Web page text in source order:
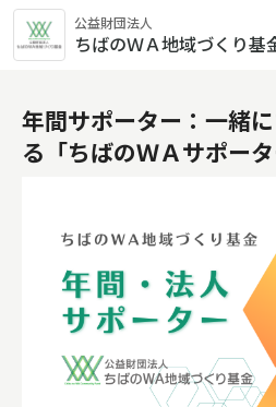
公益財団法人
ちばのＷＡ地域づくり基
年間サポーター：一緒
る「ちばのＷＡサポー